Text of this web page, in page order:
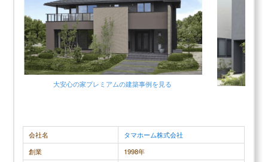
排気音等は聞こえますが、雨の音や目の前の道路を
通行する車の音などはほぼ聞こえません。ドアを開
けて初めて「今日雨降ってたんだ」と気づくレベ
ル。 ・大容量太陽光パネルはダテじゃない →11kwh
の太陽光パネルが載ってます。毎日アプリで発電量
に考えてく
大安心の家プレミアムの建築事例を見る
会社名
タマホーム株式会社
創業
1998年